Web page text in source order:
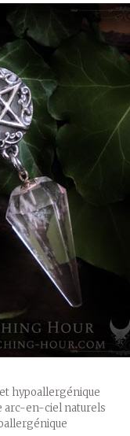
hypoallergénique
arc-en-ciel naturels